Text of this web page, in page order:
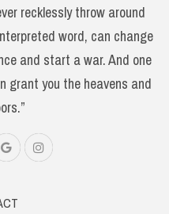
recklessly throw around
word, can change
and start a war. And one
grant you the heavens and